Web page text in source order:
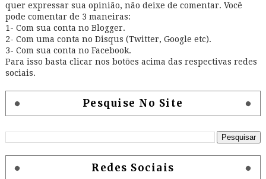
quer expressar sua opinião, não deixe de comentar. Você
pode comentar de 3 maneiras:
1- Com sua conta no Blogger.
2- Com uma conta no Disqus (Twitter, Google etc).
3- Com sua conta no Facebook.
Para isso basta clicar nos botões acima das respectivas redes
sociais.
Pesquise No Site
Redes Sociais